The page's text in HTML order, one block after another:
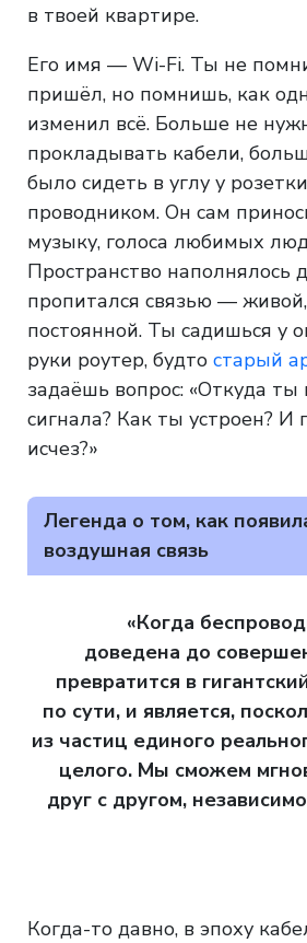
в твоей квартире.
Его имя — Wi-Fi. Ты не
пришёл, но помнишь, как
изменил всё. Больше не
прокладывать кабели,
было сидеть в углу у
проводником. Он сам
музыку, голоса любимых
Пространство наполнялось
пропитался связью —
постоянной. Ты садишься у
руки роутер, будто старый
задаёшь вопрос: «Откуда ты
сигнала? Как ты устроен? И
исчез?»
Легенда о том, как
воздушная связь
«Когда
доведена до
превратится в
по сути, и является,
из частиц единого
целого. Мы сможем
друг с другом,
Когда-то давно, в эпоху